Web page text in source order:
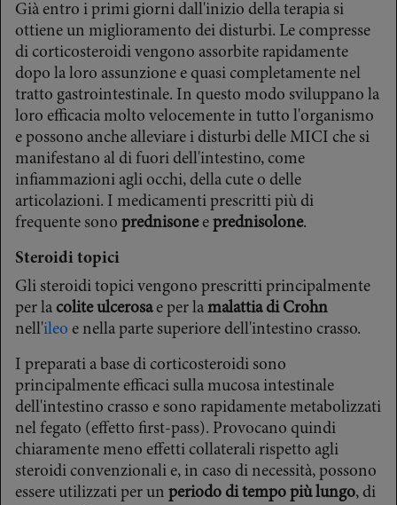
Già entro i primi giorni dall'inizio della terapia si
ottiene un miglioramento dei disturbi. Le compresse
di corticosteroidi vengono assorbite rapidamente
dopo la loro assunzione e quasi completamente nel
tratto gastrointestinale. In questo modo sviluppano la
loro efficacia molto velocemente in tutto l'organismo
e possono anche alleviare i disturbi delle MICI che si
manifestano al di fuori dell'intestino, come
infiammazioni agli occhi, della cute o delle
articolazioni. I medicamenti prescritti più di
frequente sono prednisonee prednisolone.
Steroidi topici
Gli steroidi topici vengono prescritti principalmente
per la colite ulcerosae per la malattia di Crohn
nell'ileo e nella parte superiore dell'intestino crasso.
I preparati a base di corticosteroidi sono
principalmente efficaci sulla mucosa intestinale
dell'intestino crasso e sono rapidamente metabolizzati
nel fegato (effetto first-pass). Provocano quindi
chiaramente meno effetti collaterali rispetto agli
steroidi convenzionali e, in caso di necessità, possono
essere utilizzati per un periodo di tempo più lungo, di